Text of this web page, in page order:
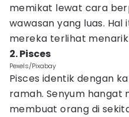
memikat lewat cara
wawasan yang luas.
mereka terlihat
2. Pisces
Pexels/Pixabay
Pisces identik dengan
ramah. Senyum hangat
membuat orang di